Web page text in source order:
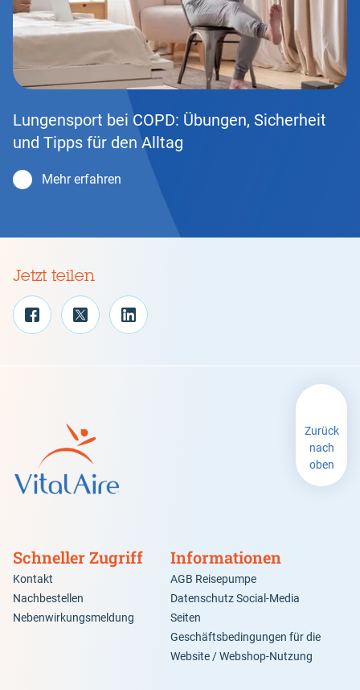
Lungensport bei COPD: Übungen, Sicherheit
und Tipps für den Alltag
Mehr erfahren
Jetzt teilen
Schneller Zugriff
Kontakt
Nachbestellen
Nebenwirkungsmeldung
Informationen
AGB Reisepumpe
Datenschutz Social-Media
Seiten
Geschäftsbedingungen für die
Website / Webshop-Nutzung
Zurück
nach
oben